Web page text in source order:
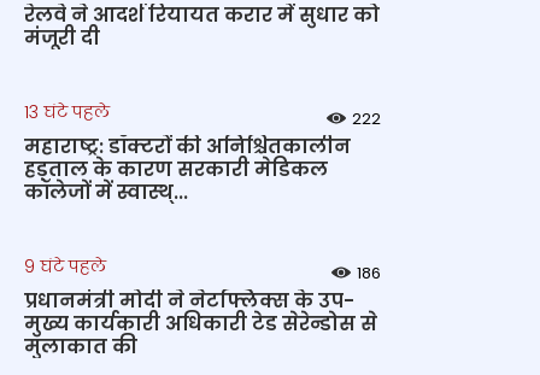
रेलवे ने आदर्श रियायत करार में सुधार को
मंजूरी दी
13 घंटे पहले 222
महाराष्ट्र: डॉक्टरों की अनिश्चितकालीन
हड़ताल के कारण सरकारी मेडिकल
कॉलेजों में स्वास्थ्...
9 घंटे पहले 186
प्रधानमंत्री मोदी ने नेटफ्लिक्स के उप-
मुख्य कार्यकारी अधिकारी टेड सेरेन्डोस से
मुलाकात की